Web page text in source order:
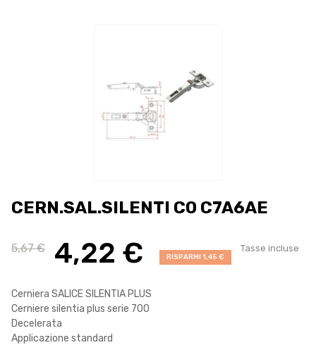
CERN.SAL.SILENTI C0 C7A6AE
5,67 € 4,22 € RISPARMI 1,45 €
Tasse incluse
Cerniera SALICE SILENTIA PLUS
Cerniere silentia plus serie 700
Decelerata
Applicazione standard